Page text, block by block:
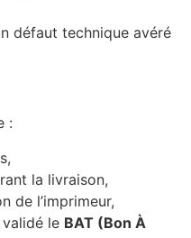
défaut technique avéré
:
la livraison,
de l’imprimeur,
validé le BAT (Bon À